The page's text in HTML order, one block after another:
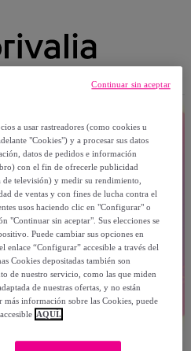
a usar rastreadores (como cookies u
"Cookies") y a procesar sus datos
datos de pedidos e información
con el fin de ofrecerle publicidad
de televisión) y medir su rendimiento,
de ventas y con fines de lucha contra el
usos haciendo clic en "Configurar" o
"Continuar sin aceptar". Sus elecciones se
Puede cambiar sus opciones en
enlace “Configurar” accesible a través del
Cookies depositadas también son
de nuestro servicio, como las que miden
de nuestras ofertas, y no están
más información sobre las Cookies, puede
AQUÍ.
Continuar sin aceptar